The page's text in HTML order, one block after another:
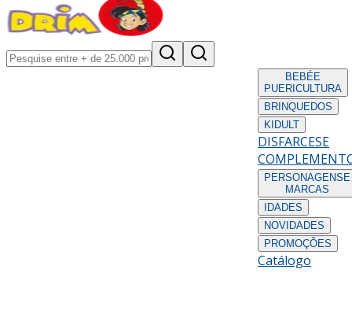
BEBÉE
PUERICULTURA
BRINQUEDOS
KIDULT
DISFARCESE
PERSONAGENS E
MARCAS
IDADES
NOVIDADES
PROMOÇÕES
Catálogo